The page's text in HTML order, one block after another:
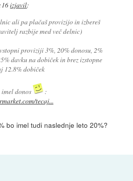
izjavil:
ali pa plačaš provizijo in izbereš
razbije med več delnic)
proviziji 3%, 20% donosu, 2%
davku na dobiček in brez izstopne
12.8% dobiček
donos
:
tecaj...
bo imel tudi naslednje leto 20%?